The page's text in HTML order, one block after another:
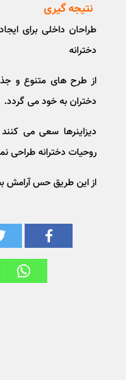
نتیجه گیری
دخترانه
از طرح های متنوع و
دختران به خود می گردد.
دیزاینرها سعی می
روحیات دخترانه طراحی
از این طریق حس آرامش